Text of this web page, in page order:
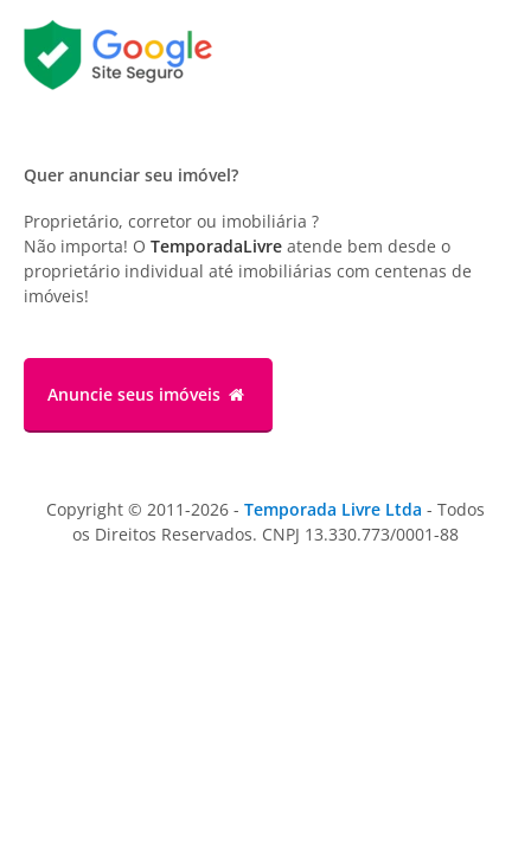
Quer anunciar seu imóvel?
Proprietário, corretor ou imobiliária ?
Não importa! O TemporadaLivre atende bem desde o
proprietário individual até imobiliárias com centenas de
imóveis!
Anuncie seus imóveis
Copyright © 2011-2026 - Temporada Livre Ltda - Todos
os Direitos Reservados. CNPJ 13.330.773/0001-88